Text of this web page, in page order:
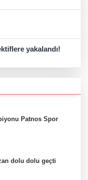
yakalandı!
Patnos Spor
dolu dolu geçti